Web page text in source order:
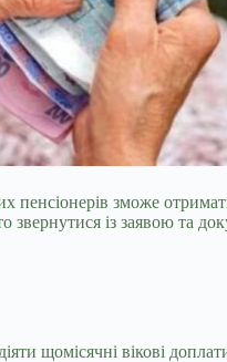
пенсіонерів зможе
звернутися із заявою та
щомісячні вікові